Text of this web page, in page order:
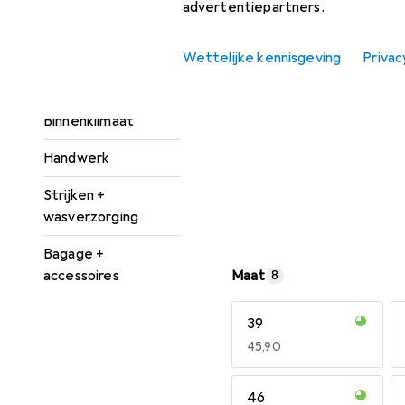
advertentiepartners.
Wettelijke kennisgeving
Binnenklimaat
Handwerk
Strijken +
wasverzorging
Bagage +
accessoires
Maat 8
39
EUR
45,90
46